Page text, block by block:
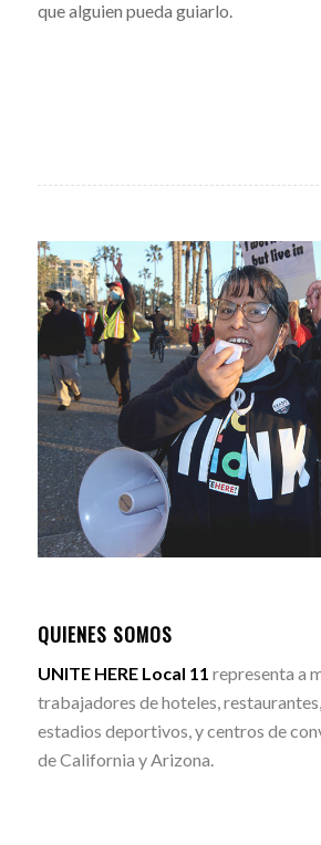
que alguien pueda guiarlo.
QUIENES SOMOS
UNITE HERE Local 11 representa a
trabajadores de hoteles,
estadios deportivos, y centros de
de California y Arizona.